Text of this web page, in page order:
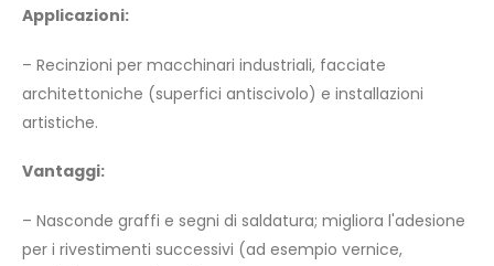
Applicazioni:
– Recinzioni per macchinari industriali, facciate
architettoniche (superfici antiscivolo) e installazioni
artistiche.
Vantaggi:
– Nasconde graffi e segni di saldatura; migliora l'adesione
per i rivestimenti successivi (ad esempio vernice,